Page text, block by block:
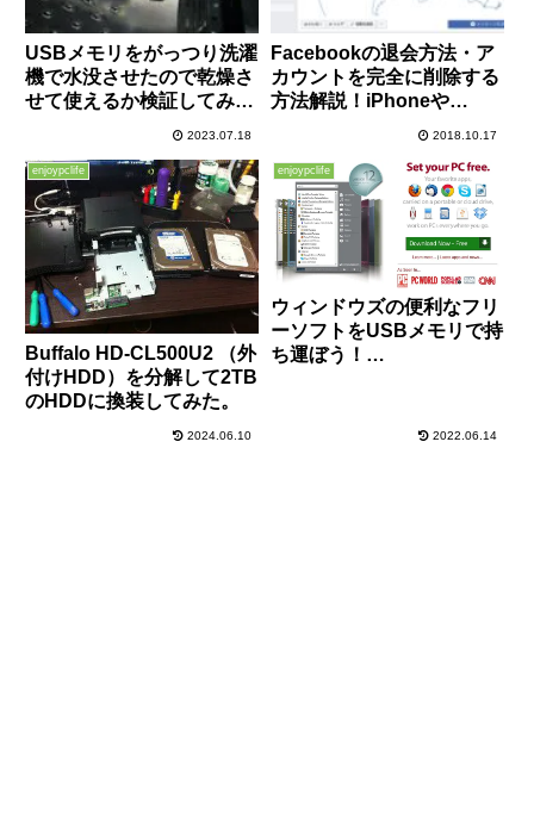
USBメモリをがっつり洗濯
機で水没させたので乾燥さ
せて使えるか検証してみた
2023.07.18
Facebookの退会方法・ア
カウントを完全に削除する
方法解説！iPhoneや
2018.10.17
enjoypclife
Buffalo HD-CL500U2 （外
付けHDD）を分解して2TB
のHDDに換装してみた。
2024.06.10
enjoypclife
ウィンドウズの便利なフリ
ーソフトをUSBメモリで持
ち運ぼう！
2022.06.14